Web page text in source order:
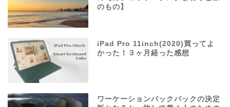
のもの】
iPad Pro 11inch(2020)買ってよ
かった！３ヶ月経った感想
ワーケーションバックパックの決定